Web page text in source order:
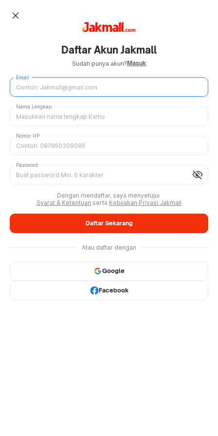
close
Daftar Akun Jakmall
Sudah punya akun?Masuk
Email
Nama Lengkap
Nomor HP
visibility_off
Password
Dengan mendaftar, saya menyetujui
Syarat & Ketentuan serta Kebijakan Privasi Jakmall
Daftar Sekarang
Atau daftar dengan
Google
Facebook